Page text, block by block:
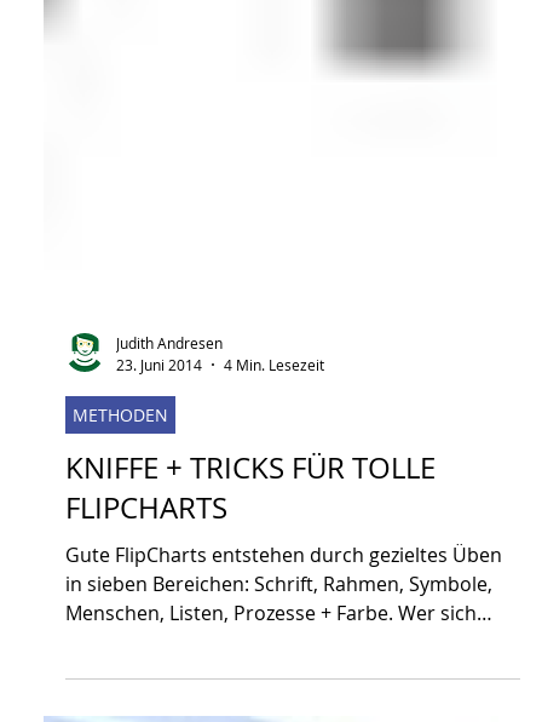
23. Juni 2014
METHODEN
KNIFFE + TRICKS FÜR TOLLE
FLIPCHARTS
Gute FlipCharts entstehen durch gezieltes Üben
Menschen, Listen, Prozesse + Farbe. Wer sich